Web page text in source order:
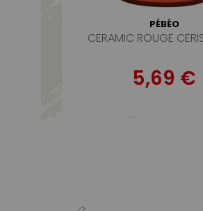
PÉBÉO
CERAMIC ROUGE
5,69 €